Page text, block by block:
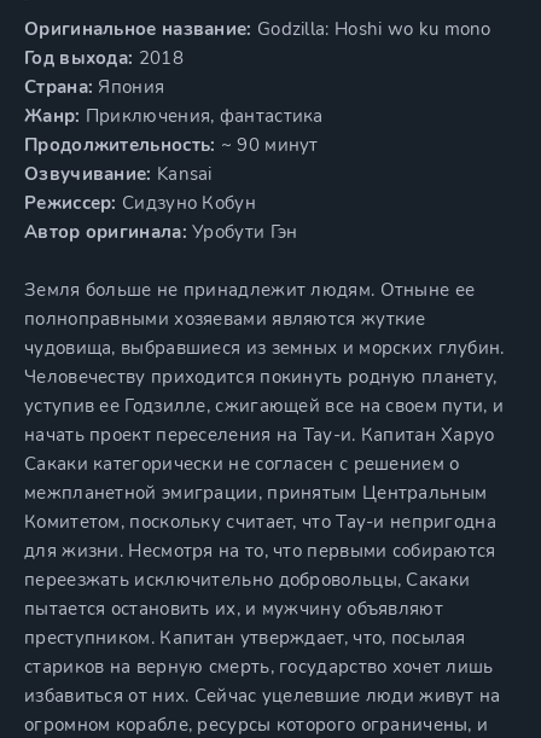
Оригинальное название: Godzilla: Hoshi wo ku mono
Год выхода: 2018
Страна: Япония
Жанр: Приключения, фантастика
Продолжительность: ~ 90 минут
Озвучивание: Kansai
Режиссер: Сидзуно Кобун
Автор оригинала: Уробути Гэн
Земля больше не принадлежит людям. Отныне ее
полноправными хозяевами являются жуткие
чудовища, выбравшиеся из земных и морских глубин.
Человечеству приходится покинуть родную планету,
уступив ее Годзилле, сжигающей все на своем пути, и
начать проект переселения на Тау-и. Капитан Харуо
Сакаки категорически не согласен с решением о
межпланетной эмиграции, принятым Центральным
Комитетом, поскольку считает, что Тау-и непригодна
для жизни. Несмотря на то, что первыми собираются
переезжать исключительно добровольцы, Сакаки
пытается остановить их, и мужчину объявляют
преступником. Капитан утверждает, что, посылая
стариков на верную смерть, государство хочет лишь
избавиться от них. Сейчас уцелевшие люди живут на
огромном корабле, ресурсы которого ограничены, и